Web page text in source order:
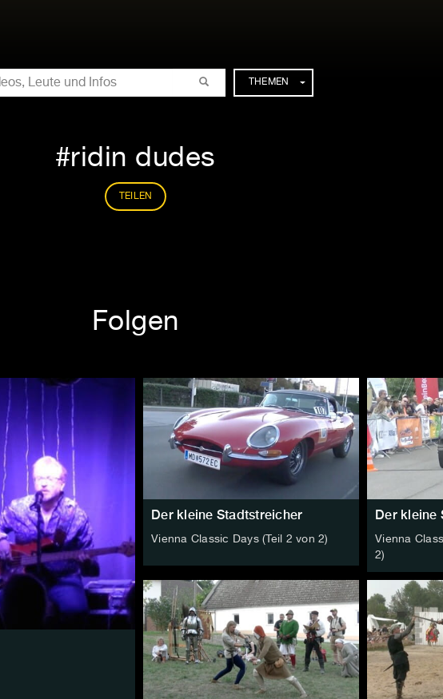
THEMEN
ridin dudes
TEILEN
Folgen
Der kleine Stadtstreicher
Vienna Classic Days (Teil 2 von 2)
Der kleine
Vienna
2)